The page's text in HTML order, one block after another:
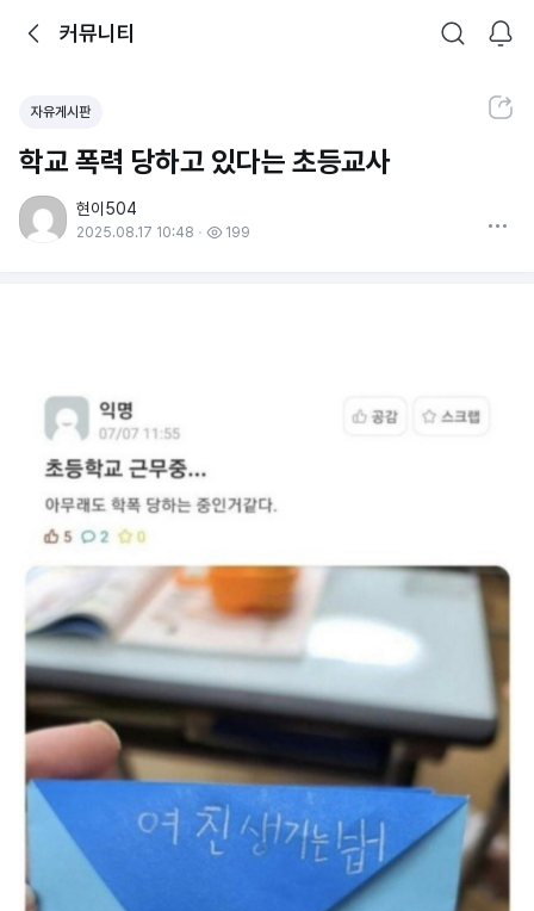
뒤로가기커뮤니티
커뮤니티
검색
알림
공유하기
자유게시판
학교 폭력 당하고 있다는 초등교사
현이504
2025.08.17 10:48 199